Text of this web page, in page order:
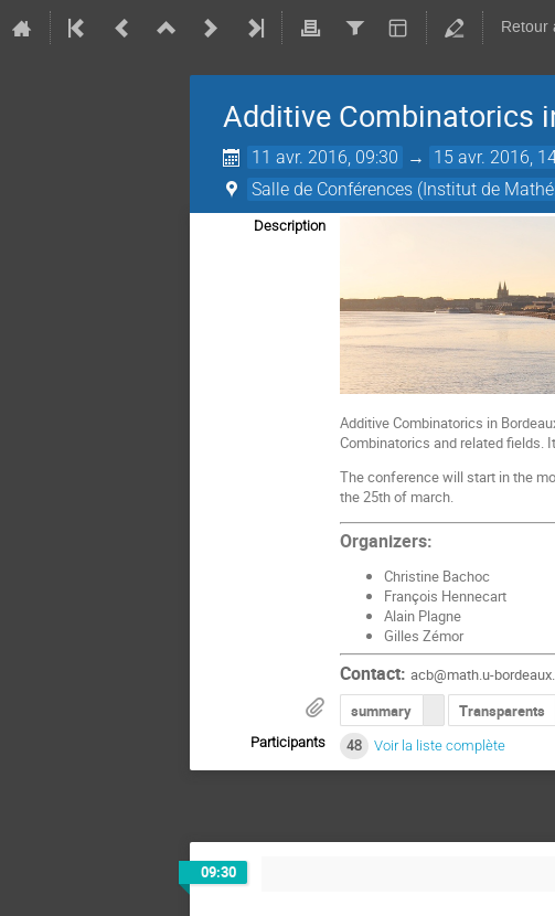
Retour
Additive Combinatorics
11 avr. 2016, 09:30 → 15 avr. 2016,
Salle de Conférences (Institut de
Description
Additive Combinatorics in
Combinatorics and related fields.
The conference will start in the
the 25th of march.
Organizers:
Christine Bachoc
François Hennecart
Alain Plagne
Gilles Zémor
Contact:acb@math.u-
summary
Transparents
Participants 48 Voir la liste complète
09:30